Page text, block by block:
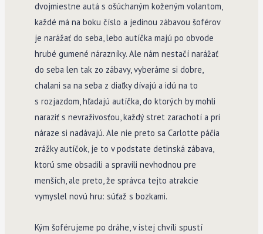
dvojmiestne autá s ošúchaným koženým volantom,
každé má na boku číslo a jedinou zábavou šoférov
je narážať do seba, lebo autíčka majú po obvode
hrubé gumené nárazníky. Ale nám nestačí narážať
do seba len tak zo zábavy, vyberáme si dobre,
chalani sa na seba z diaľky dívajú a idú na to
s rozjazdom, hľadajú autíčka, do ktorých by mohli
naraziť s nevraživosťou, každý stret zarachotí a pri
náraze si nadávajú. Ale nie preto sa Carlotte páčia
zrážky autíčok, je to v podstate detinská zábava,
ktorú sme obsadili a spravili nevhodnou pre
menších, ale preto, že správca tejto atrakcie
vymyslel novú hru: súťaž s bozkami.
Kým šoférujeme po dráhe, v istej chvíli spustí